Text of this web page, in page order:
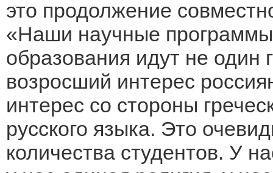
это продолжение
«Наши научные
образования идут не один
возросший интерес
интерес со стороны
русского языка. Это
количества студентов. У